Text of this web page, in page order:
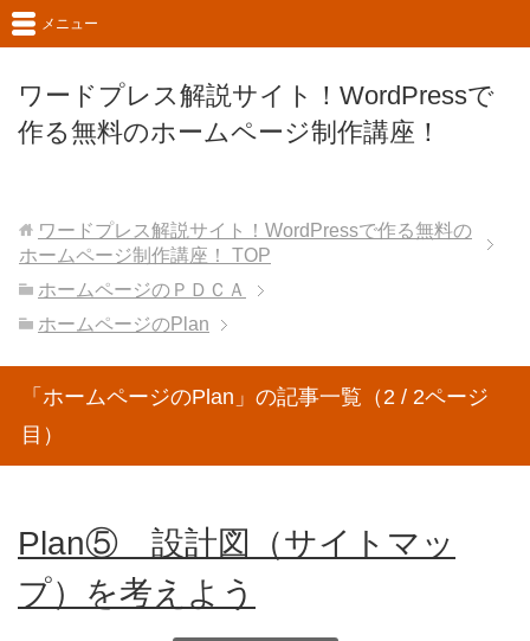
ワードプレス解説サイト！WordPressで
作る無料のホームページ制作講座！
メニュー
ワードプレス解説サイト！WordPressで作る無料の
ホームページ制作講座！
TOP
ホームページのＰＤＣＡ
ホームページのPlan
「ホームページのPlan」の記事一覧（2 / 2ページ
目）
Plan⑤ 設計図（サイトマッ
プ）を考えよう